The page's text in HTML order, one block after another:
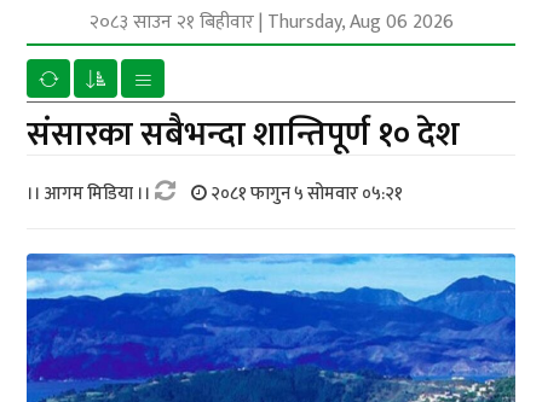
२०८३ साउन २१ बिहीवार| Thursday, Aug 06 2026
संसारका सबैभन्दा शान्तिपूर्ण १० देश
।। आगम मिडिया ।। २०८१ फागुन ५ सोमवार ०५:२१